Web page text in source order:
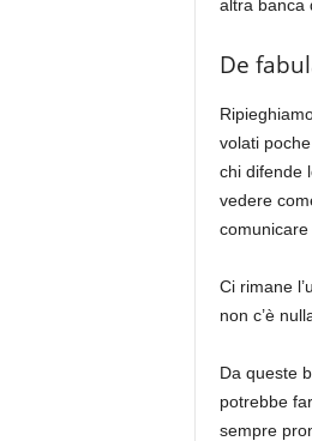
altra banca
De
volati
chi difende
vedere
Ci rimane
non c’è
Da queste
potrebbe
sempre